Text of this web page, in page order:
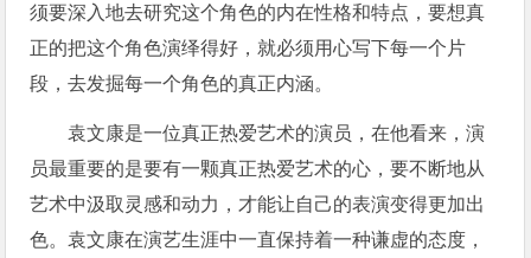
须要深入地去研究这个角色的内在性格和特点，要想真
正的把这个角色演绎得好，就必须用心写下每一个片
段，去发掘每一个角色的真正内涵。
袁文康是一位真正热爱艺术的演员，在他看来，演
员最重要的是要有一颗真正热爱艺术的心，要不断地从
艺术中汲取灵感和动力，才能让自己的表演变得更加出
色。袁文康在演艺生涯中一直保持着一种谦虚的态度，